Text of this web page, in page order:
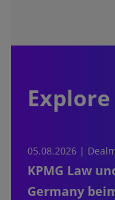
05.08.2026 |
KPMG Law
Germany